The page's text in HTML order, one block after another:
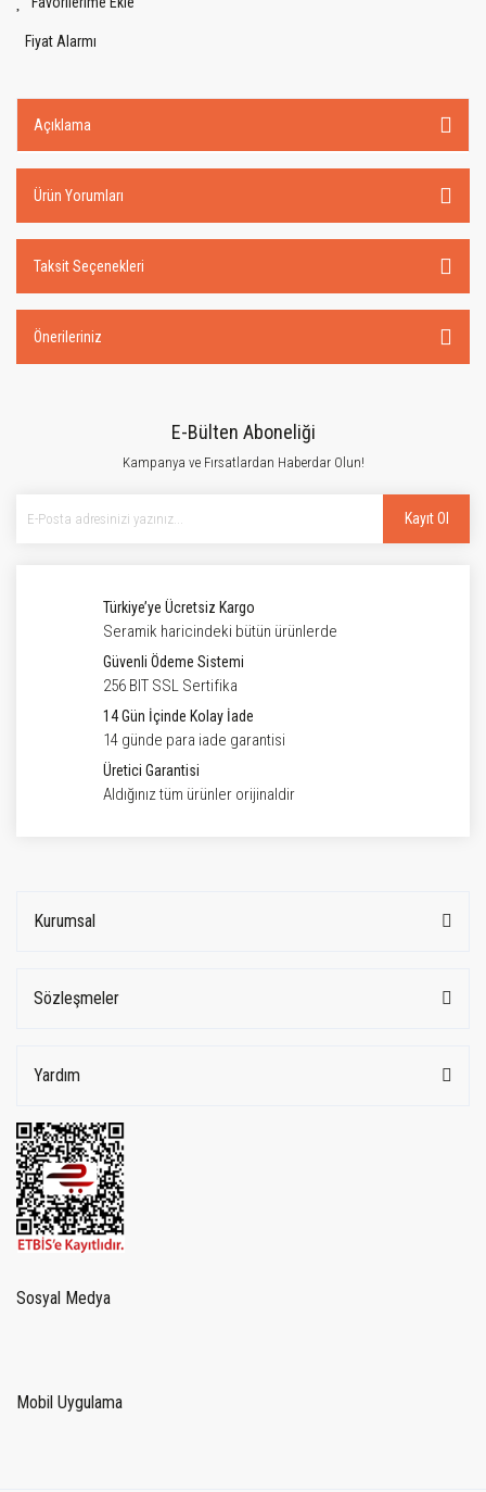
Fiyat Alarmı
Açıklama
Ürün Yorumları
Taksit Seçenekleri
Önerileriniz
E-Bülten Aboneliği
Kampanya ve Fırsatlardan Haberdar Olun!
Kayıt Ol
Türkiye’ye Ücretsiz Kargo
Seramik haricindeki bütün ürünlerde
Güvenli Ödeme Sistemi
256 BIT SSL Sertifika
14 Gün İçinde Kolay İade
14 günde para iade garantisi
Üretici Garantisi
Aldığınız tüm ürünler orijinaldir
Kurumsal
Sözleşmeler
Yardım
Sosyal Medya
Mobil Uygulama